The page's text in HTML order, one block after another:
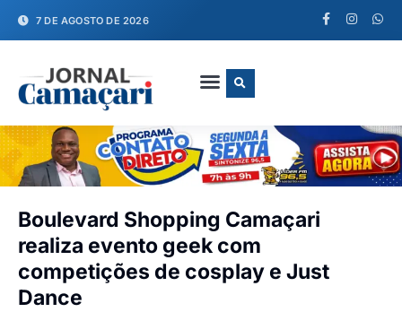
7 DE AGOSTO DE 2026
Boulevard Shopping Camaçari
realiza evento geek com
competições de cosplay e Just
Dance